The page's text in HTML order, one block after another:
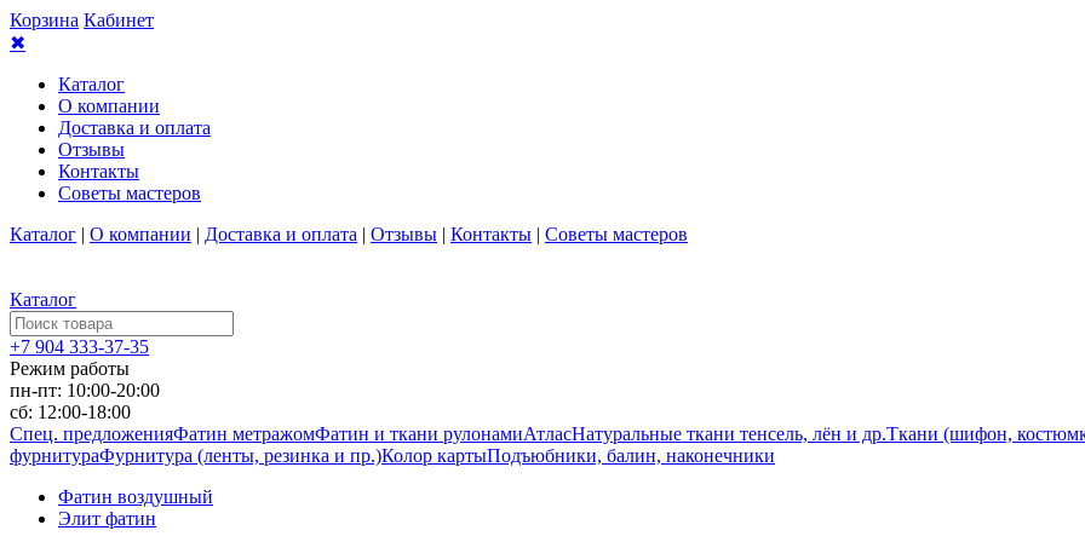
Корзина Кабинет
✖
Каталог
О компании
Доставка и оплата
Отзывы
Контакты
Советы мастеров
Каталог | О компании | Доставка и оплата | Отзывы | Контакты | Советы мастеров
Каталог
+7 904 333-37-35
Режим работы
пн-пт: 10:00-20:00
сб: 12:00-18:00
Спец. предложенияФатин метражомФатин и ткани рулонамиАтласНатуральные ткани тенсель, лён и др.Ткани (шифон,
фурнитураФурнитура (ленты, резинка и пр.)Колор картыПодъюбники, балин, наконечники
Фатин воздушный
Элит фатин